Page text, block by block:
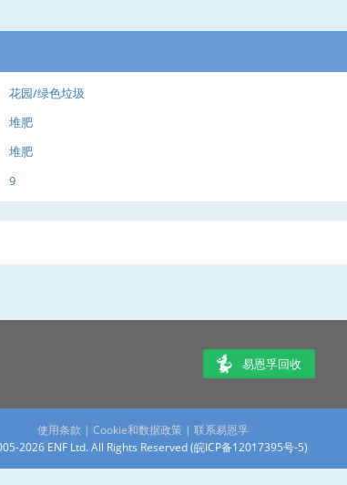
花园/绿色垃圾
堆肥
堆肥
9
易恩孚回收
使用条款 | Cookie和数据政策 | 联系易恩孚
2026 ENF Ltd. All Rights Reserved (皖ICP备12017395号-5)